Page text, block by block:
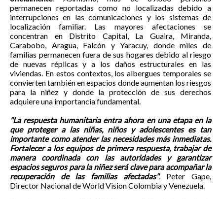
permanecen reportadas como no localizadas debido a
interrupciones en las comunicaciones y los sistemas de
localización familiar.
Las mayores afectaciones se
concentran en Distrito Capital, La Guaira, Miranda,
Carabobo, Aragua, Falcón y Yaracuy, donde miles de
familias permanecen fuera de sus hogares debido al riesgo
de nuevas réplicas y a los daños estructurales en las
viviendas. En estos contextos, los albergues temporales se
convierten también en espacios donde aumentan los riesgos
para la niñez y donde la protección de sus derechos
adquiere una importancia fundamental.
"La respuesta humanitaria entra ahora en una etapa en la
que proteger a las niñas, niños y adolescentes es tan
importante como atender las necesidades más inmediatas.
Fortalecer a los equipos de primera respuesta, trabajar de
manera coordinada con las autoridades y garantizar
espacios seguros para la niñez será clave para acompañar la
recuperación de las familias afectadas". Peter Gape,
Director Nacional de World Vision Colombia y Venezuela.